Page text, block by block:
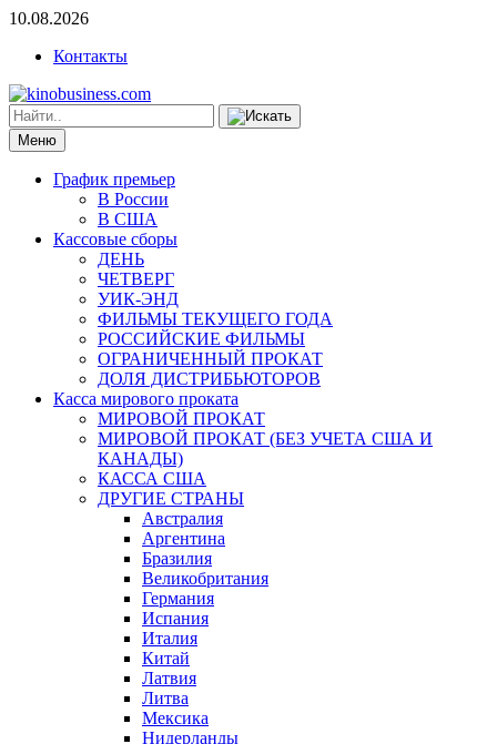
10.08.2026
Контакты
Меню
График премьер
В России
В США
Кассовые сборы
ДЕНЬ
ЧЕТВЕРГ
УИК-ЭНД
ФИЛЬМЫ ТЕКУЩЕГО ГОДА
РОССИЙСКИЕ ФИЛЬМЫ
ОГРАНИЧЕННЫЙ ПРОКАТ
ДОЛЯ ДИСТРИБЬЮТОРОВ
Касса мирового проката
МИРОВОЙ ПРОКАТ
МИРОВОЙ ПРОКАТ (БЕЗ УЧЕТА США И
КАНАДЫ)
КАССА США
ДРУГИЕ СТРАНЫ
Австралия
Аргентина
Бразилия
Великобритания
Германия
Испания
Италия
Китай
Латвия
Литва
Мексика
Нидерланды